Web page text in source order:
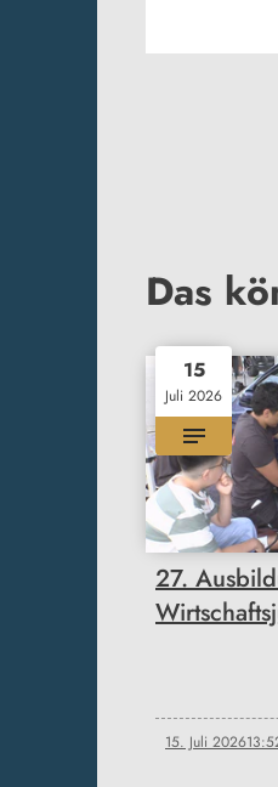
Das
15
Juli 2026
27.
15. Juli 2026